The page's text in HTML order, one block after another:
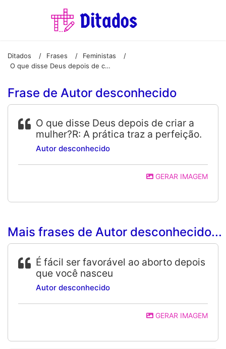
Ditados / Frases / Feministas
/
O que disse Deus depois de criar a mulher?R: A prática traz a perfeição.
Frase de Autor desconhecido
O que disse Deus depois de criar a
mulher?R: A prática traz a perfeição.
Autor desconhecido
GERAR IMAGEM
Mais frases de Autor desconhecido...
É fácil ser favorável ao aborto depois
que você nasceu
Autor desconhecido
GERAR IMAGEM